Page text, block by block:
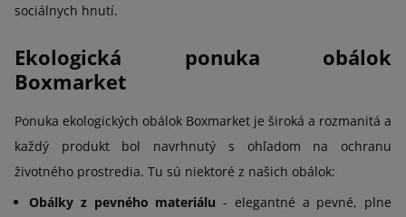
sociálnych hnutí.
Ekologická ponuka obálok
Boxmarket
Ponuka ekologických obálok Boxmarket je široká a rozmanitá a
každý produkt bol navrhnutý s ohľadom na ochranu
životného prostredia. Tu sú niektoré z našich obálok:
Obálky z pevného materiálu - elegantné a pevné, plne